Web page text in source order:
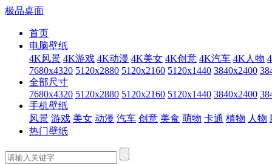
极品桌面
首页
电脑壁纸
4K风景 4K游戏 4K动漫 4K美女 4K创意 4K汽车 4K人物
7680x4320 5120x2880 5120x2160 5120x1440 3840x2400
全部尺寸
7680x4320 5120x2880 5120x2160 5120x1440 3840x2400
手机壁纸
风景 游戏 美女 动漫 汽车 创意 美食 萌物 卡通 植物 人物
热门壁纸